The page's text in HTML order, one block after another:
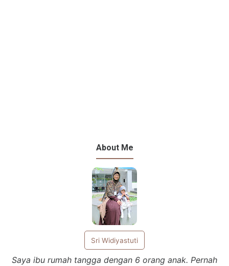
About Me
Sri Widiyastuti
Saya ibu rumah tangga dengan 6 orang anak. Pernah